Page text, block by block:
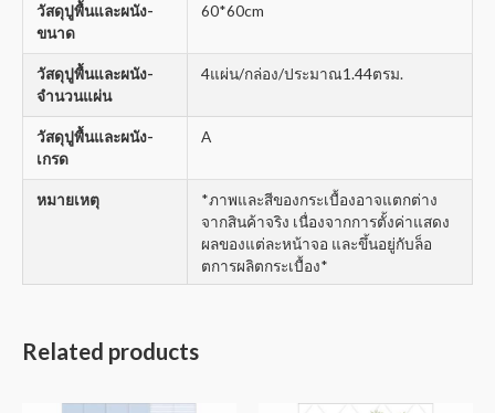
วัสดุปูพื้นและผนัง-
ขนาด
60*60cm
วัสดุปูพื้นและผนัง-
จำนวนแผ่น
4แผ่น/กล่อง/ประมาณ1.44ตรม.
วัสดุปูพื้นและผนัง-
เกรด
A
หมายเหตุ
*ภาพและสีของกระเบื้องอาจแตกต่าง
จากสินค้าจริง เนื่องจากการตั้งค่าแสดง
ผลของแต่ละหน้าจอ และขึ้นอยู่กับล็อ
ตการผลิตกระเบื้อง*
Related products